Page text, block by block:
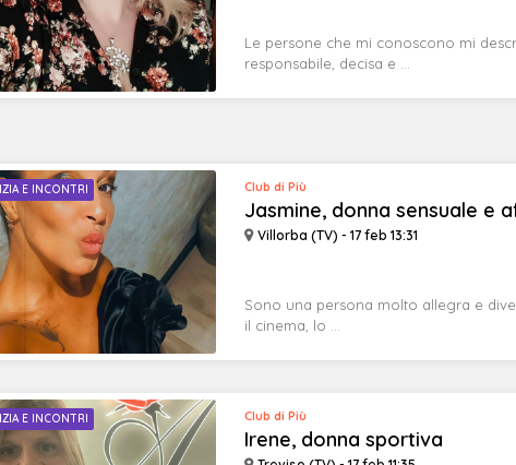
Le persone che mi conoscono mi
responsabile, decisa e ...
E INCONTRI
Jasmine, donna sensuale e
Villorba (TV) - 17 feb 13:31
Club di Più
Sono una persona molto allegra e
il cinema, lo ...
E INCONTRI
Irene, donna sportiva
Club di Più